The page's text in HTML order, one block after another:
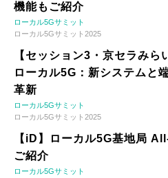
機能もご紹介
ローカル5Gサミット
ローカル5Gサミット2025
【セッション3・京セラみ
ローカル5G：新システムと
革新
ローカル5Gサミット
ローカル5Gサミット2025
【iD】ローカル5G基地局
ご紹介
ローカル5Gサミット